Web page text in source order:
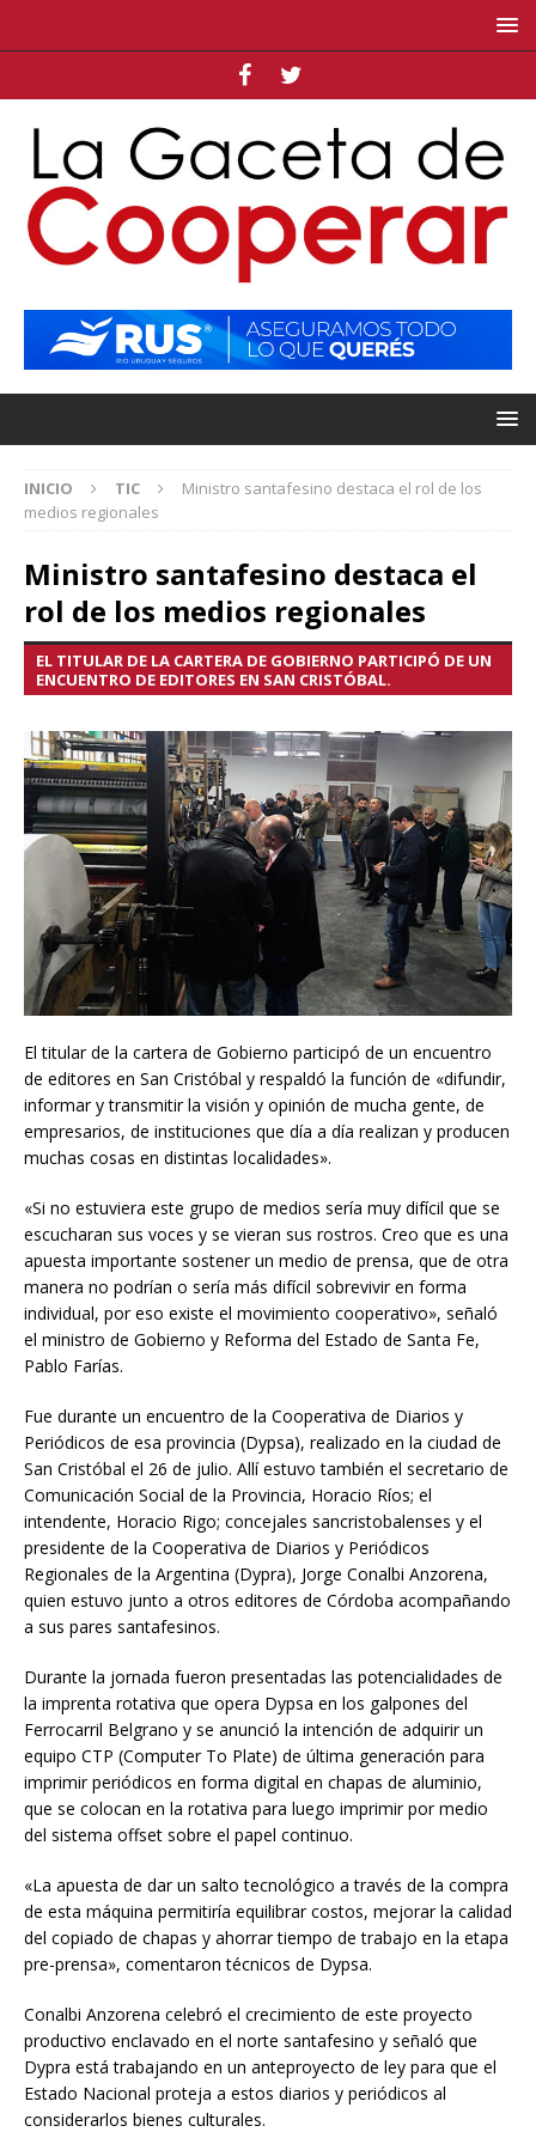
INICIO TIC
Ministro santafesino destaca el rol de los
medios regionales
Ministro santafesino destaca el
rol de los medios regionales
EL TITULAR DE LA CARTERA DE GOBIERNO PARTICIPÓ DE UN
ENCUENTRO DE EDITORES EN SAN CRISTÓBAL.
El titular de la cartera de Gobierno participó de un encuentro
de editores en San Cristóbal y respaldó la función de «difundir,
informar y transmitir la visión y opinión de mucha gente, de
empresarios, de instituciones que día a día realizan y producen
muchas cosas en distintas localidades».
«Si no estuviera este grupo de medios sería muy difícil que se
escucharan sus voces y se vieran sus rostros. Creo que es una
apuesta importante sostener un medio de prensa, que de otra
manera no podrían o sería más difícil sobrevivir en forma
individual, por eso existe el movimiento cooperativo», señaló
el ministro de Gobierno y Reforma del Estado de Santa Fe,
Pablo Farías.
Fue durante un encuentro de la Cooperativa de Diarios y
Periódicos de esa provincia (Dypsa), realizado en la ciudad de
San Cristóbal el 26 de julio. Allí estuvo también el secretario de
Comunicación Social de la Provincia, Horacio Ríos; el
intendente, Horacio Rigo; concejales sancristobalenses y el
presidente de la Cooperativa de Diarios y Periódicos
Regionales de la Argentina (Dypra), Jorge Conalbi Anzorena,
quien estuvo junto a otros editores de Córdoba acompañando
a sus pares santafesinos.
Durante la jornada fueron presentadas las potencialidades de
la imprenta rotativa que opera Dypsa en los galpones del
Ferrocarril Belgrano y se anunció la intención de adquirir un
equipo CTP (Computer To Plate) de última generación para
imprimir periódicos en forma digital en chapas de aluminio,
que se colocan en la rotativa para luego imprimir por medio
del sistema offset sobre el papel continuo.
«La apuesta de dar un salto tecnológico a través de la compra
de esta máquina permitiría equilibrar costos, mejorar la calidad
del copiado de chapas y ahorrar tiempo de trabajo en la etapa
pre-prensa», comentaron técnicos de Dypsa.
Conalbi Anzorena celebró el crecimiento de este proyecto
productivo enclavado en el norte santafesino y señaló que
Dypra está trabajando en un anteproyecto de ley para que el
Estado Nacional proteja a estos diarios y periódicos al
considerarlos bienes culturales.